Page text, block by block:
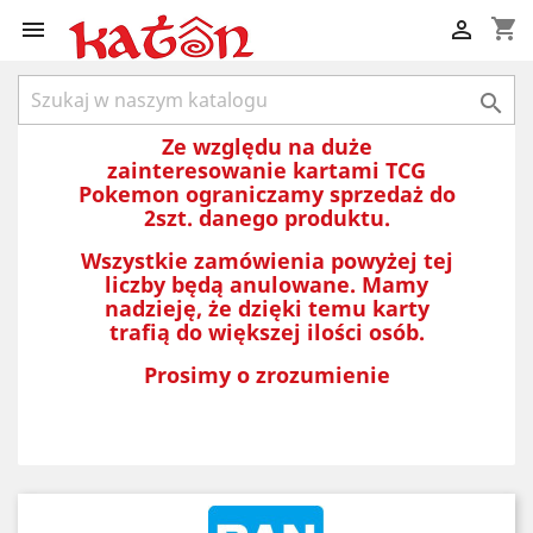
 shopping_cart


Ze względu na duże
zainteresowanie kartami TCG
Pokemon ograniczamy sprzedaż do
2szt. danego produktu.
Wszystkie zamówienia powyżej tej
liczby będą anulowane. Mamy
nadzieję, że dzięki temu karty
trafią do większej ilości osób.
Prosimy o zrozumienie